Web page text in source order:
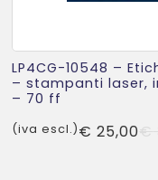
LP4CG-10548 –
– stampanti laser,
– 70 ff
€ 25,00
(iva escl.)